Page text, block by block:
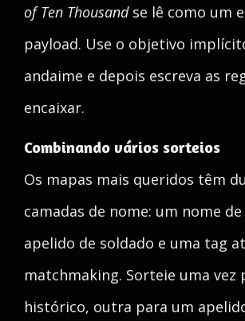
of Ten Thousandse lê como um
payload. Use o objetivo
andaime e depois escreva as
encaixar.
Combinando vários sorteios
Os mapas mais queridos têm
camadas de nome: um nome
apelido de soldado e uma tag
matchmaking. Sorteie uma vez
histórico, outra para um